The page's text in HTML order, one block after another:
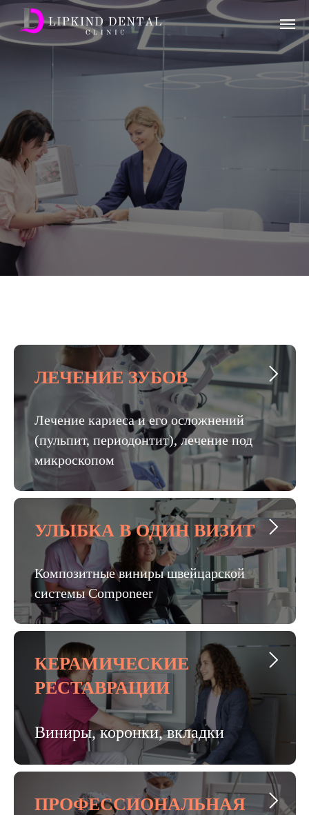
ЛЕЧЕНИЕ ЗУБОВ
Лечение кариеса и его осложнений
(пульпит, периодонтит), лечение под
микроскопом
УЛЫБКА В ОДИН ВИЗИТ
Композитные виниры швейцарской
системы Componeer
КЕРАМИЧЕСКИЕ
РЕСТАВРАЦИИ
Виниры, коронки, вкладки
ПРОФЕССИОНАЛЬНАЯ